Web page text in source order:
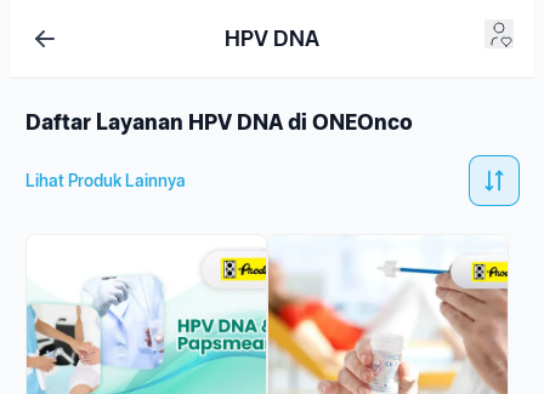
HPV DNA
Daftar Layanan HPV DNA di ONEOnco
Lihat Produk Lainnya